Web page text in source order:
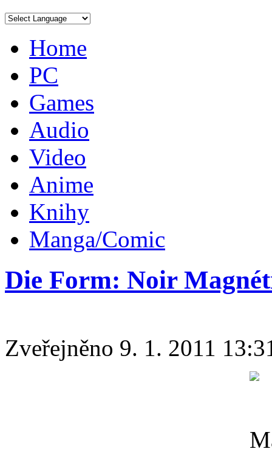
Home
PC
Games
Audio
Video
Anime
Knihy
Manga/Comic
Die Form: Noir
Zveřejněno 9. 1. 2011